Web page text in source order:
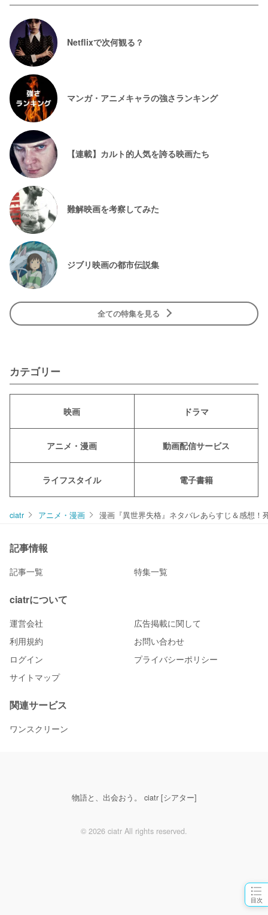
目次
Netflixで次何観る？
マンガ・アニメキャラの強さランキング
【連載】カルト的人気を誇る映画たち
難解映画を考察してみた
ジブリ映画の都市伝説集
全ての特集を見る
カテゴリー
映画 ドラマ
アニメ・漫画 動画配信サービス
ライフスタイル 電子書籍
ciatr アニメ・漫画 漫画『異世界失格』ネタバレあらすじ＆感想！
記事情報
記事一覧 特集一覧
ciatrについて
運営会社
広告掲載に関して
利用規約
お問い合わせ
ログイン
プライバシーポリシー
サイトマップ
関連サービス
ワンスクリーン
物語と、出会おう。 ciatr [シアター]
© 2026 ciatr All rights reserved.